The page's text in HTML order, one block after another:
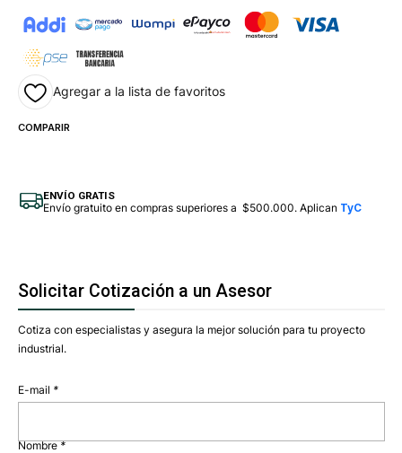
Agregar a la lista de favoritos
COMPARIR
ENVÍO GRATIS
Envío gratuito en compras superiores a $500.000. Aplican TyC
Solicitar Cotización a un Asesor
Cotiza con especialistas y asegura la mejor solución para tu proyecto
industrial.
E-mail *
Nombre*